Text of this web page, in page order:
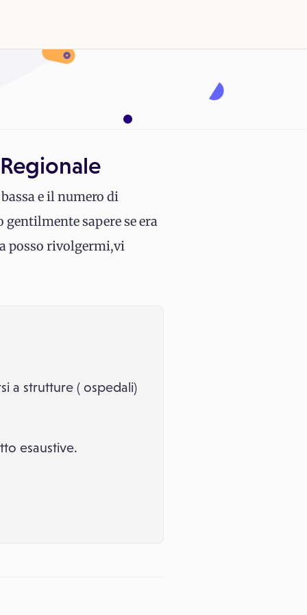
e il numero di
gentilmente sapere se era
posso rivolgermi,vi
a strutture ( ospedali)
esaustive.